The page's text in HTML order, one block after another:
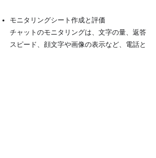
モニタリングシート作成と評価
チャットのモニタリングは、文字の量、返答
スピード、顔文字や画像の表示など、電話と